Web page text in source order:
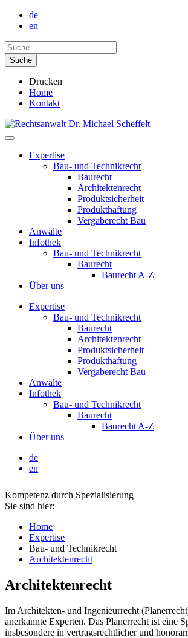
de
en
Drucken
Home
Kontakt
Expertise
Bau- und Technikrecht
Baurecht
Architektenrecht
Produktsicherheit
Produkthaftung
Vergaberecht Bau
Anwälte
Infothek
Bau- und Technikrecht
Baurecht
Baurecht A-Z
Über uns
Expertise
Bau- und Technikrecht
Baurecht
Architektenrecht
Produktsicherheit
Produkthaftung
Vergaberecht Bau
Anwälte
Infothek
Bau- und Technikrecht
Baurecht
Baurecht A-Z
Über uns
de
en
Kompetenz durch Spezialisierung
Sie sind hier:
Home
Expertise
Bau- und Technikrecht
Architektenrecht
Architektenrecht
Im Architekten- und Ingenieurrecht
anerkannte Experten. Das Planerrecht ist eine
insbesondere in vertragsrechtlicher und